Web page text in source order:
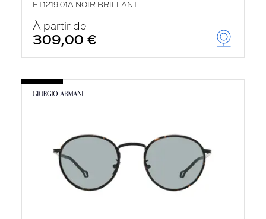
FT1219 01A NOIR BRILLANT
À partir de
309,00 €